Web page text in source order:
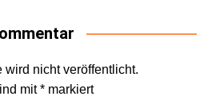
wird nicht veröffentlicht.
mit*markiert